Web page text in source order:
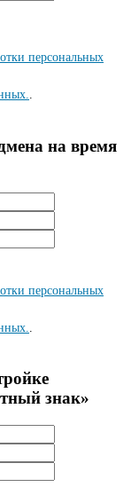
персональных
.
на время
персональных
знак»